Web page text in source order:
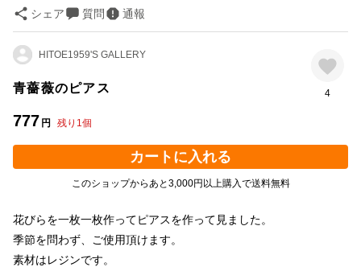
シェア 質問 通報
HITOE1959'S GALLERY
青薔薇のピアス
777 円 残り 1個
4
カートに入れる
このショップからあと3,000円以上購入で送料無料
花びらを一枚一枚作ってピアスを作って見ました。
季節を問わず、ご使用頂けます。
素材はレジンです。